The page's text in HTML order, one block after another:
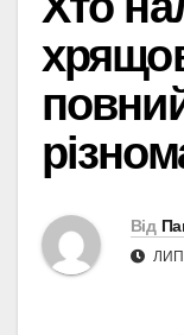
Від
ЛИП